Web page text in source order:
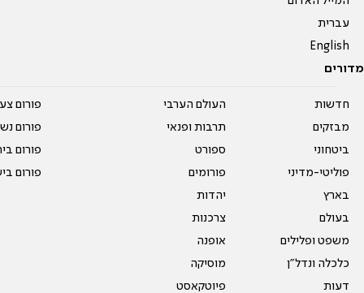
עברית
English
מדורים
חדשות
מבזקים
ביטחוני
פוליטי-מדיני
בארץ
בעולם
משפט ופלילים
כלכלה ונדל"ן
דעות
העולם הערבי
תרבות ופנאי
ספורט
פורומים
יהדות
צרכנות
אופנה
מוסיקה
פיוטקאסט
פורום
פורום
פורום
פורום